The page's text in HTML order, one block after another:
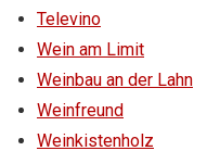
Televino
Wein am Limit
Weinbau an der Lahn
Weinfreund
Weinkistenholz